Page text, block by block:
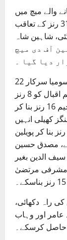
والے میچ میں
پاکستان کی جانب سے دئیے جانے والے 316 رنز کے تعاقب
پر ڈھیر ہوگئی، شاہین شاہ
مین آف دی میچ
دیا گیا ۔
بنگلہ دیش کی پہلی وکٹ 26 رنز پر گری، سومیا سرکار 22
رنز بنا کر محمد عامر کو وکٹ دے بیٹھے، تمیم اقبال کو 8 رنز
پر شاہین آفریدی نے بولڈ کیا۔ مشفیق الرحیم 16 رنز بنا کر
نے 64 رنز کی اننگز کھیلی انہیں
شاہین آفریدی نے آؤٹ کیا، لٹن داس 32 رنز بنا کر پویلین
کر بولڈ ہوئے، مصدق حسین
سیف الدین بغیر
مشرفی مرتضیٰ
15 رنز بناسکے۔
کو پویلین کی راہ دکھائی،
اور وہاب
حاصل کرسکے۔